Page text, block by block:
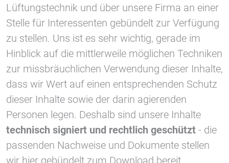
Lüftungstechnik und über unsere Firma an einer
Stelle für Interessenten gebündelt zur Verfügung
zu stellen. Uns ist es sehr wichtig, gerade im
Hinblick auf die mittlerweile möglichen Techniken
zur missbräuchlichen Verwendung dieser Inhalte,
dass wir Wert auf einen entsprechenden Schutz
dieser Inhalte sowie der darin agierenden
Personen legen. Deshalb sind unsere Inhalte
technisch signiert und rechtlich geschützt - die
passenden Nachweise und Dokumente stellen
wir hier gebündelt zum Download bereit.
Einverständnis-Cookie
Name:
cookie_consent
Zweck:
Dieser Cookie speichert die ausgewählten
Einverständnis-Optionen des Benutzers
Cookie Laufzeit: